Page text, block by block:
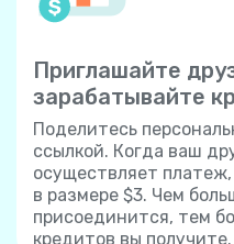
Приглашайте
зарабатывайте
Поделитесь
ссылкой. Когда ваш
осуществляет
в размере $3. Чем
присоединится, тем
кредитов вы получите.